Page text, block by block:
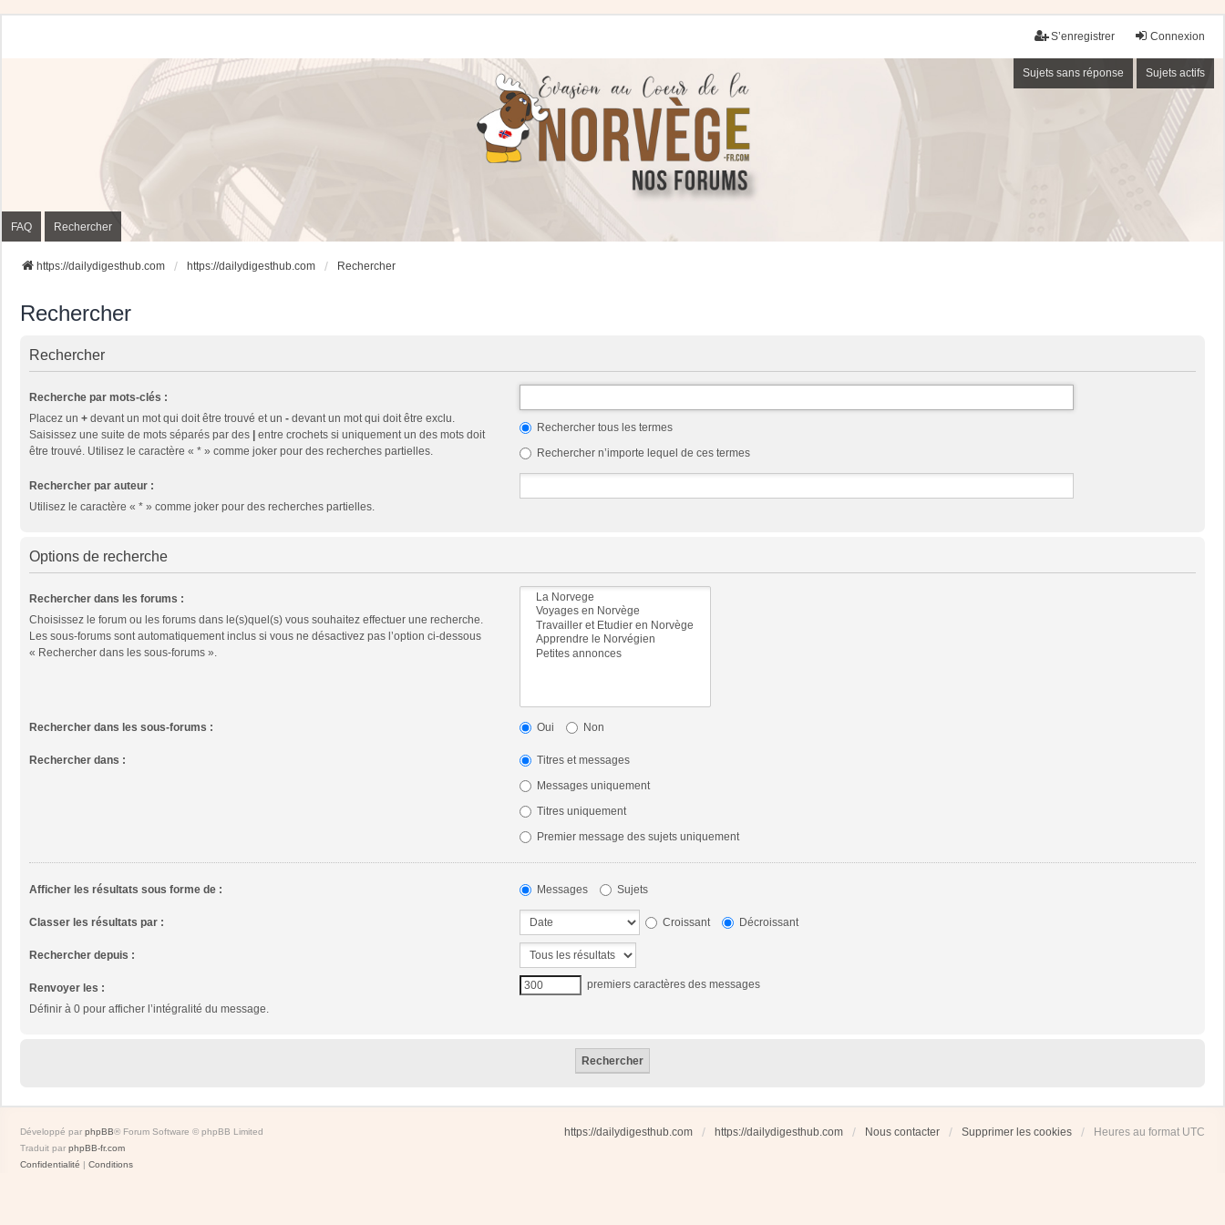
Connexion
S’enregistrer
Sujets sans réponse Sujets actifs
FAQ Rechercher
https://dailydigesthub.com https://dailydigesthub.com Rechercher
Rechercher
Rechercher
Recherche par mots-clés :
Placez un + devant un mot qui doit être trouvé et un - devant un mot qui doit être exclu.
Saisissez une suite de mots séparés par des
entre crochets si uniquement un des mots doit
être trouvé. Utilisez le caractère « * » comme joker pour des recherches partielles.
Rechercher tous les termes
Rechercher n’importe lequel de ces termes
Rechercher par auteur :
Utilisez le caractère « * » comme joker pour des recherches partielles.
Options de recherche
Rechercher dans les forums :
Choisissez le forum ou les forums dans le(s)quel(s) vous souhaitez effectuer une recherche.
Les sous-forums sont automatiquement inclus si vous ne désactivez pas l’option ci-dessous
« Rechercher dans les sous-forums ».
Rechercher dans les sous-forums : Oui Non
Rechercher dans :
Titres et messages
Messages uniquement
Titres uniquement
Premier message des sujets uniquement
Afficher les résultats sous forme de : Messages Sujets
Classer les résultats par : Croissant Décroissant
Rechercher depuis :
Renvoyer les :
Définir à 0 pour afficher l’intégralité du message.
premiers caractères des messages
https://dailydigesthub.com https://dailydigesthub.com Nous contacter Supprimer les cookies Heures au format UTC
Développé par phpBB® Forum Software © phpBB Limited
Traduit par phpBB-fr.com
Confidentialité | Conditions